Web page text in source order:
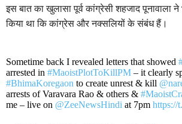
इस बात का खुलासा पूर्व कांग्रेसी शहजाद पूनावाला
किया था कि कांग्रेस और नक्सलियों के संबंध हैं।
Sometime back I revealed letters that showed
arrested in #MaoistPlotToKillPM – it clearly
#BhimaKoregaon to create unrest & kill
arrests of Varavara Rao & others &
me – live on @ZeeNewsHindi at 7pm https://